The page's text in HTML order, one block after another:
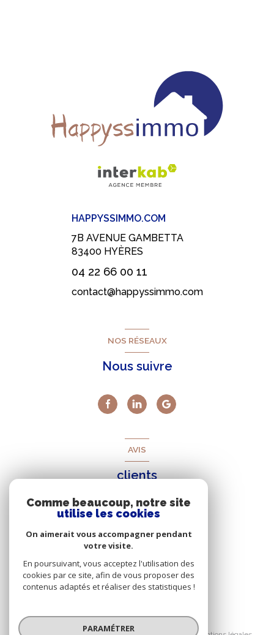
HAPPYSSIMMO.COM
7B AVENUE GAMBETTA
83400 HYÈRES
04 22 66 00 11
contact@happyssimmo.com
NOS RÉSEAUX
Nous suivre
AVIS
clients
© 2026 | Tous droits réservés
Comme beaucoup, notre site
utilise les cookies
On aimerait vous accompagner pendant
votre visite.
En poursuivant, vous acceptez l'utilisation des
cookies par ce site, afin de vous proposer des
contenus adaptés et réaliser des statistiques !
PARAMÉTRER